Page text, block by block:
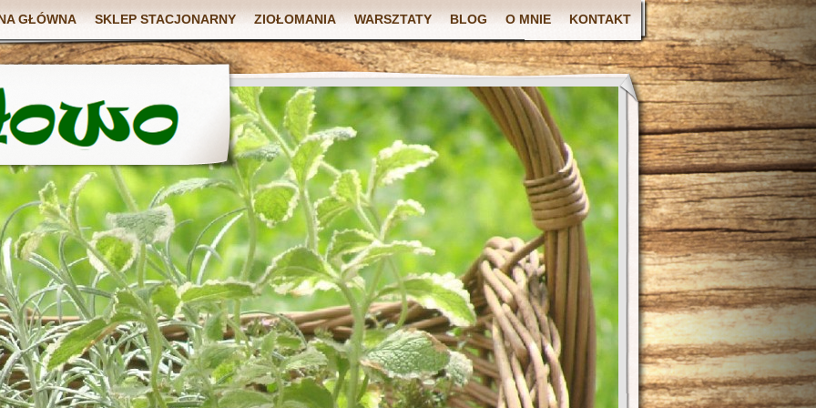
GŁÓWNA SKLEP STACJONARNY ZIOŁOMANIA WARSZTATY BLOG O MNIE KONTAKT